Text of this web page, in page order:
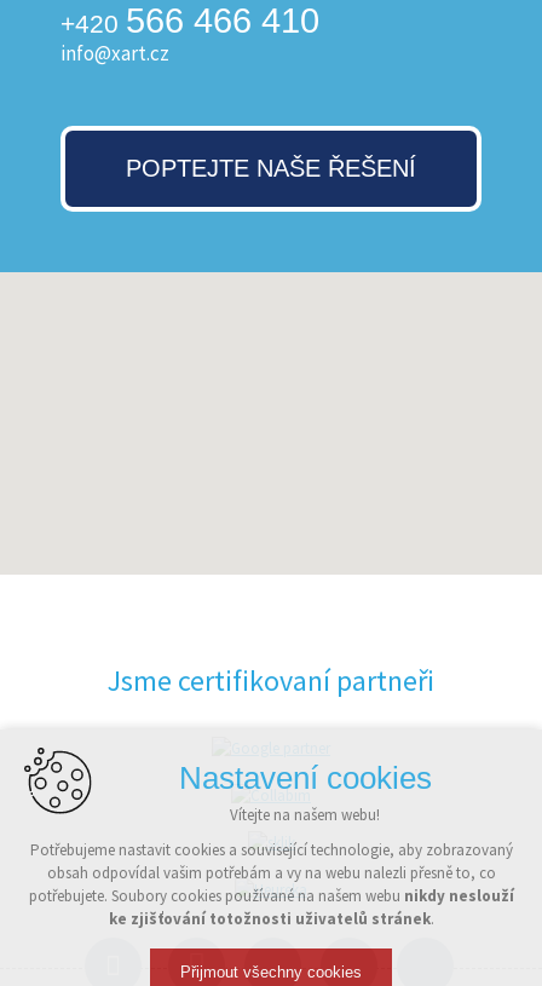
+420 566 466 410
info@xart.cz
POPTEJTE NAŠE ŘEŠENÍ
Jsme certifikovaní partneři
Nastavení cookies
Vítejte na našem webu!
Potřebujeme nastavit cookies a související technologie, aby zobrazovaný
obsah odpovídal vašim potřebám a vy na webu nalezli přesně to, co
potřebujete. Soubory cookies používané na našem webu nikdy neslouží
ke zjišťování totožnosti uživatelů stránek.
Přijmout všechny cookies